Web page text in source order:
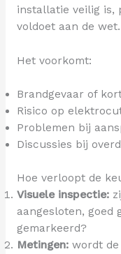
installatie veilig is,
voldoet aan de wet.
Het voorkomt:
Brandgevaar of
Risico op
Problemen bij
Discussies bij
Hoe verloopt de
Visuele inspectie:
aangesloten, goed
gemarkeerd?
Metingen:wordt de